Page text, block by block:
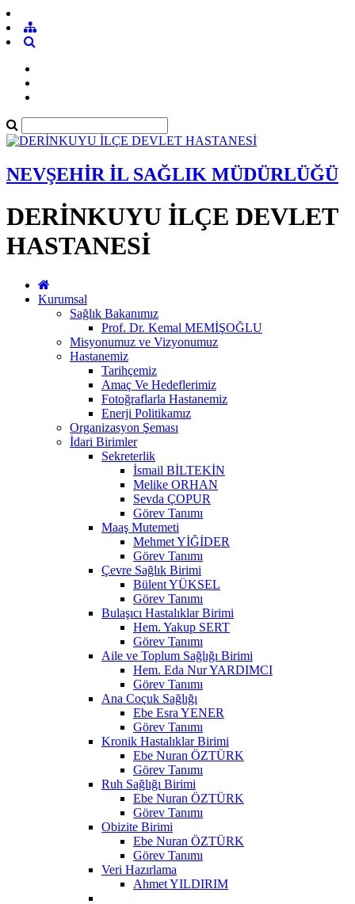
NEVŞEHİR İL SAĞLIK MÜDÜRLÜĞÜ
DERİNKUYU İLÇE DEVLET
HASTANESİ
Kurumsal
Sağlık Bakanımız
Prof. Dr. Kemal MEMİŞOĞLU
Misyonumuz ve Vizyonumuz
Hastanemiz
Tarihçemiz
Amaç Ve Hedeflerimiz
Fotoğraflarla Hastanemiz
Enerji Politikamız
Organizasyon Şeması
İdari Birimler
Sekreterlik
İsmail BİLTEKİN
Melike ORHAN
Sevda ÇOPUR
Görev Tanımı
Maaş Mutemeti
Mehmet YİĞİDER
Görev Tanımı
Çevre Sağlık Birimi
Bülent YÜKSEL
Görev Tanımı
Bulaşıcı Hastalıklar Birimi
Hem. Yakup SERT
Görev Tanımı
Aile ve Toplum Sağlığı Birimi
Hem. Eda Nur YARDIMCI
Görev Tanımı
Ana Coçuk Sağlığı
Ebe Esra YENER
Görev Tanımı
Kronik Hastalıklar Birimi
Ebe Nuran ÖZTÜRK
Görev Tanımı
Ruh Sağlığı Birimi
Ebe Nuran ÖZTÜRK
Görev Tanımı
Obizite Birimi
Ebe Nuran ÖZTÜRK
Görev Tanımı
Veri Hazırlama
Ahmet YILDIRIM